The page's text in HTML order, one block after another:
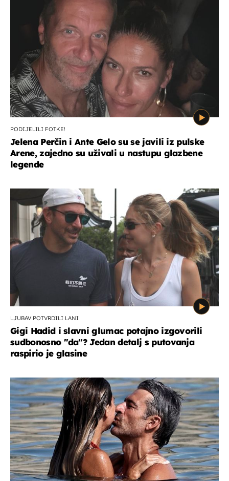
PODIJELILI FOTKE!
Jelena Perčin i Ante Gelo su se javili iz pulske
Arene, zajedno su uživali u nastupu glazbene
legende
LJUBAV POTVRDILI LANI
Gigi Hadid i slavni glumac potajno izgovorili
sudbonosno "da"? Jedan detalj s putovanja
raspirio je glasine